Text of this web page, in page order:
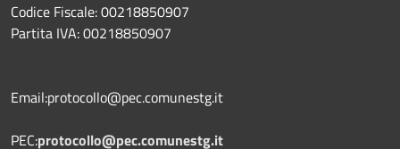
Codice Fiscale: 00218850907
Partita IVA: 00218850907
Email:protocollo@pec.comunestg.it
PEC:protocollo@pec.comunestg.it